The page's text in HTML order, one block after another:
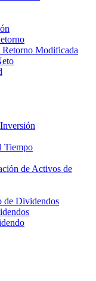
Modificada
Tiempo
de Activos de
de Dividendos